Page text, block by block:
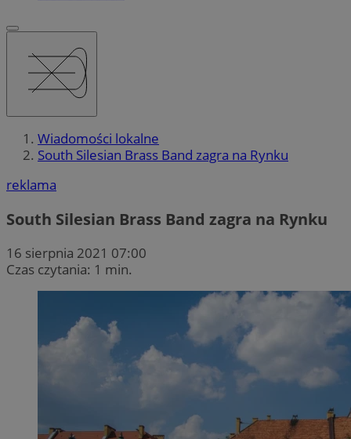
Wiadomości lokalne
South Silesian Brass Band zagra na Rynku
reklama
South Silesian Brass Band zagra na Rynku
16 sierpnia 2021 07:00
Czas czytania: 1 min.